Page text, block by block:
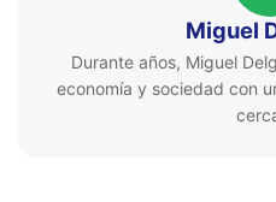
Miguel
Durante años, Miguel
economía y sociedad con